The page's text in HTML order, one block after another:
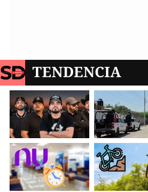
TENDENCIA